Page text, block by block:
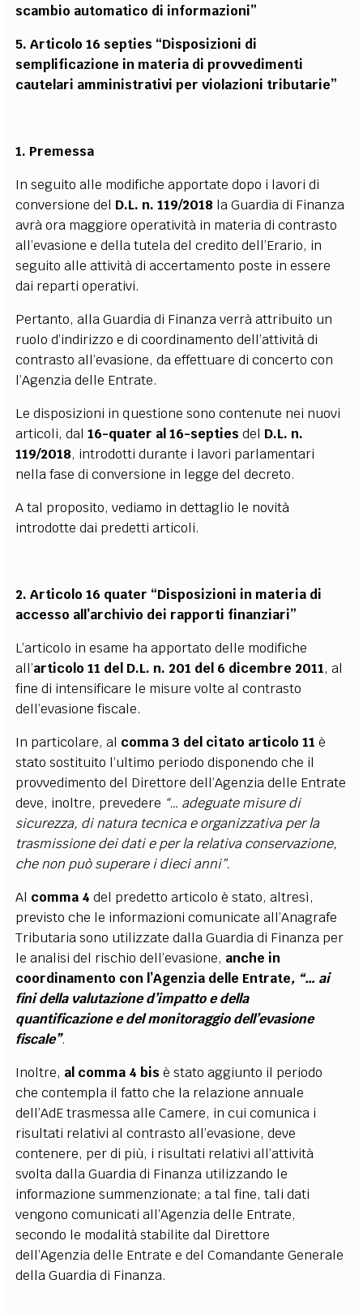
scambio automatico di informazioni”
5. Articolo 16 septies “Disposizioni di
semplificazione in materia di provvedimenti
cautelari amministrativi per violazioni tributarie”
1. Premessa
In seguito alle modifiche apportate dopo i lavori di
conversione del D.L. n. 119/2018 la Guardia di Finanza
avrà ora maggiore operatività in materia di contrasto
all’evasione e della tutela del credito dell’Erario, in
seguito alle attività di accertamento poste in essere
dai reparti operativi.
Pertanto, alla Guardia di Finanza verrà attribuito un
ruolo d’indirizzo e di coordinamento dell’attività di
contrasto all’evasione, da effettuare di concerto con
l’Agenzia delle Entrate.
Le disposizioni in questione sono contenute nei nuovi
articoli, dal16-quater al 16-septies del D.L. n.
119/2018, introdotti durante i lavori parlamentari
nella fase di conversione in legge del decreto.
A tal proposito, vediamo in dettaglio le novità
introdotte dai predetti articoli.
2. Articolo 16 quater “Disposizioni in materia di
accesso all’archivio dei rapporti finanziari”
L’articolo in esame ha apportato delle modifiche
all’articolo 11 del D.L. n. 201 del 6 dicembre 2011, al
fine di intensificare le misure volte al contrasto
dell’evasione fiscale.
In particolare, al comma 3 del citato articolo 11 è
stato sostituito l’ultimo periodo disponendo che il
provvedimento del Direttore dell’Agenzia delle Entrate
deve, inoltre, prevedere “… adeguate misure di
sicurezza, di natura tecnica e organizzativa per la
trasmissione dei dati e per la relativa conservazione,
che non può superare i dieci anni”.
Al comma 4 del predetto articolo è stato, altresì,
previsto che le informazioni comunicate all’Anagrafe
Tributaria sono utilizzate dalla Guardia di Finanza per
le analisi del rischio dell’evasione, anche in
coordinamento con l’Agenzia delle Entrate, “… ai
fini della valutazione d’impatto e della
quantificazione e del monitoraggio dell’evasione
fiscale”.
Inoltre, al comma 4 bis è stato aggiunto il periodo
che contempla il fatto che la relazione annuale
dell’AdE trasmessa alle Camere, in cui comunica i
risultati relativi al contrasto all’evasione, deve
contenere, per di più, i risultati relativi all’attività
svolta dalla Guardia di Finanza utilizzando le
informazione summenzionate; a tal fine, tali dati
vengono comunicati all’Agenzia delle Entrate,
secondo le modalità stabilite dal Direttore
dell’Agenzia delle Entrate e del Comandante Generale
della Guardia di Finanza.